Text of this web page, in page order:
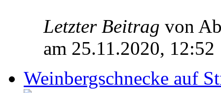
Letzter Beitrag von
am 25.11.2020, 12:52
Weinbergschnecke auf